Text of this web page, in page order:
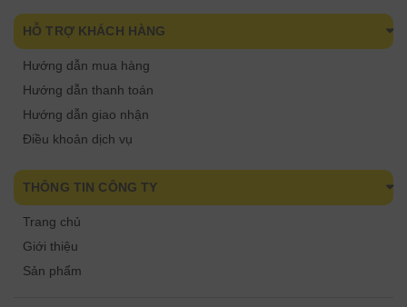
HỖ TRỢ KHÁCH HÀNG
Hướng dẫn mua hàng
Hướng dẫn thanh toán
Hướng dẫn giao nhận
Điều khoản dịch vụ
THÔNG TIN CÔNG TY
Trang chủ
Giới thiệu
Sản phẩm